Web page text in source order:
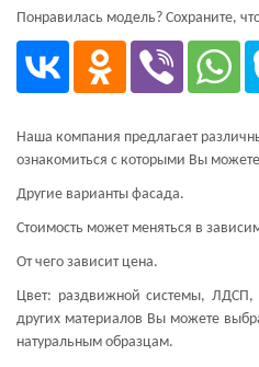
Понравилась модель? Сохраните,
Наша компания предлагает
ознакомиться с которыми Вы можете
Другие варианты фасада.
Стоимость может меняться в
От чего зависит цена.
Цвет: раздвижной системы, ЛДСП,
других материалов Вы можете
натуральным образцам.